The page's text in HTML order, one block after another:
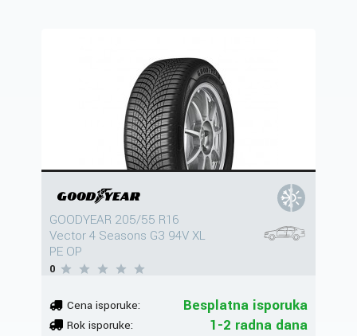
GOODYEAR 205/55 R16
Vector 4 Seasons G3 94V XL
PE OP
0
Cena isporuke: Besplatna isporuka
Rok isporuke: 1-2 radna dana